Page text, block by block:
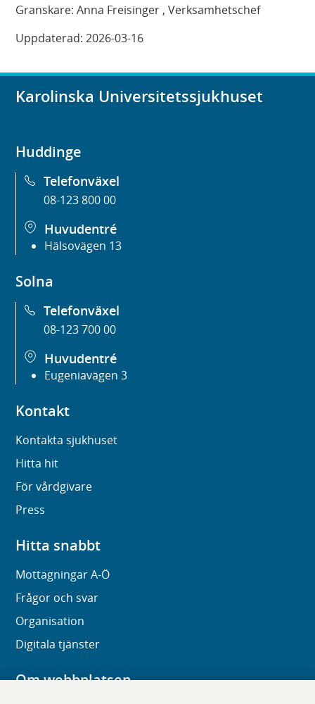
Granskare:Anna Freisinger, Verksamhetschef
Uppdaterad:2026-03-16
Karolinska Universitetssjukhuset
Huddinge
Telefonväxel
08-123 800 00
Huvudentré
Hälsovägen 13
Solna
Telefonväxel
08-123 700 00
Huvudentré
Eugeniavägen 3
Kontakt
Kontakta sjukhuset
Hitta hit
För vårdgivare
Press
Hitta snabbt
Mottagningar A-Ö
Frågor och svar
Organisation
Digitala tjänster
Om webbplatsen